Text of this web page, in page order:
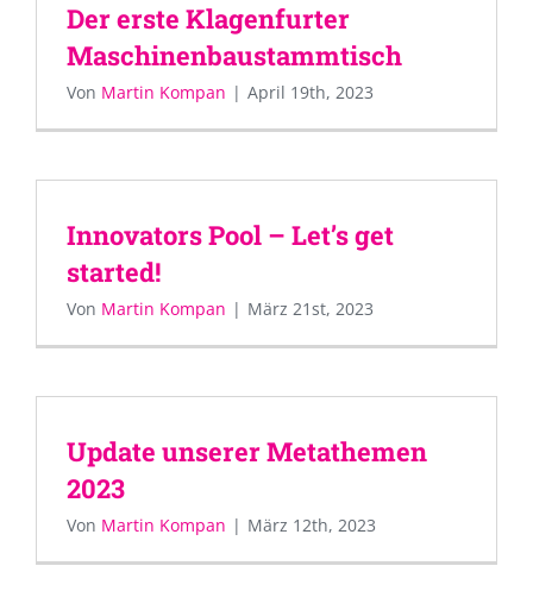
Der erste Klagenfurter
Maschinenbaustammtisch
Von Martin Kompan | April 19th, 2023
Innovators Pool – Let’s get
started!
Von Martin Kompan | März 21st, 2023
Update unserer Metathemen
2023
Von Martin Kompan | März 12th, 2023